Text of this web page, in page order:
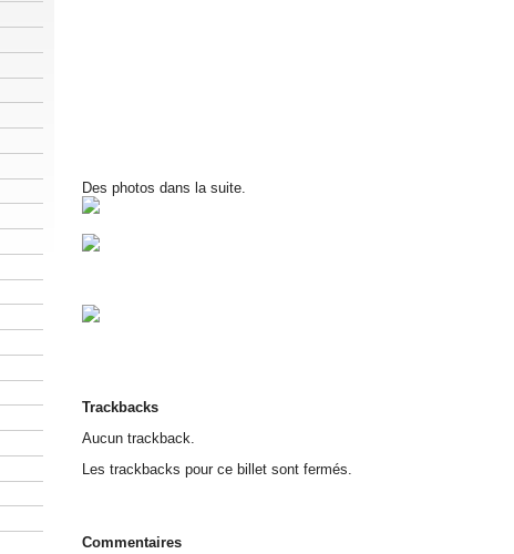
Des photos dans la suite.
Trackbacks
Aucun trackback.
Les trackbacks pour ce billet sont fermés.
Commentaires